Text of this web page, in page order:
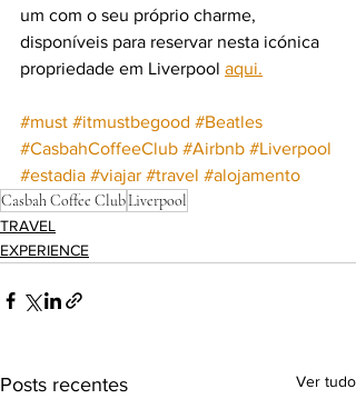
um com o seu próprio charme,
disponíveis para reservar nesta icónica
propriedade em Liverpool aqui.
#must #itmustbegood #Beatles
#CasbahCoffeeClub #Airbnb #Liverpool
#estadia #viajar #travel #alojamento
Casbah Coffee ClubLiverpool
TRAVEL
EXPERIENCE
Posts recentes Ver tudo